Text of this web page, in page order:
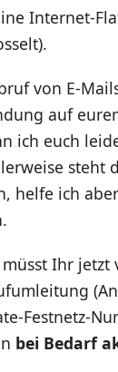
Internet-
von E-
auf
ich euch
steht
helfe ich
Ihr jetzt
Festnetz-
bei Bedarf